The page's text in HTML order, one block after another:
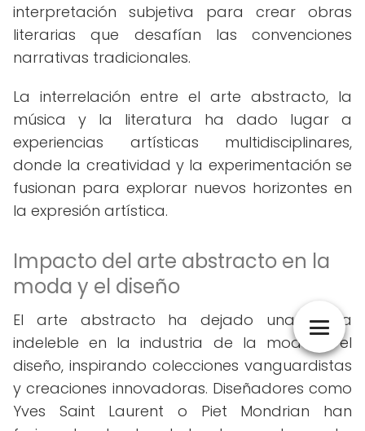
interpretación subjetiva para crear obras
literarias que desafían las convenciones
narrativas tradicionales.
La interrelación entre el arte abstracto, la
música y la literatura ha dado lugar a
experiencias artísticas multidisciplinares,
donde la creatividad y la experimentación se
fusionan para explorar nuevos horizontes en
la expresión artística.
Impacto del arte abstracto en la
moda y el diseño
El arte abstracto ha dejado una huella
indeleble en la industria de la moda y el
diseño, inspirando colecciones vanguardistas
y creaciones innovadoras. Diseñadores como
Yves Saint Laurent o Piet Mondrian han